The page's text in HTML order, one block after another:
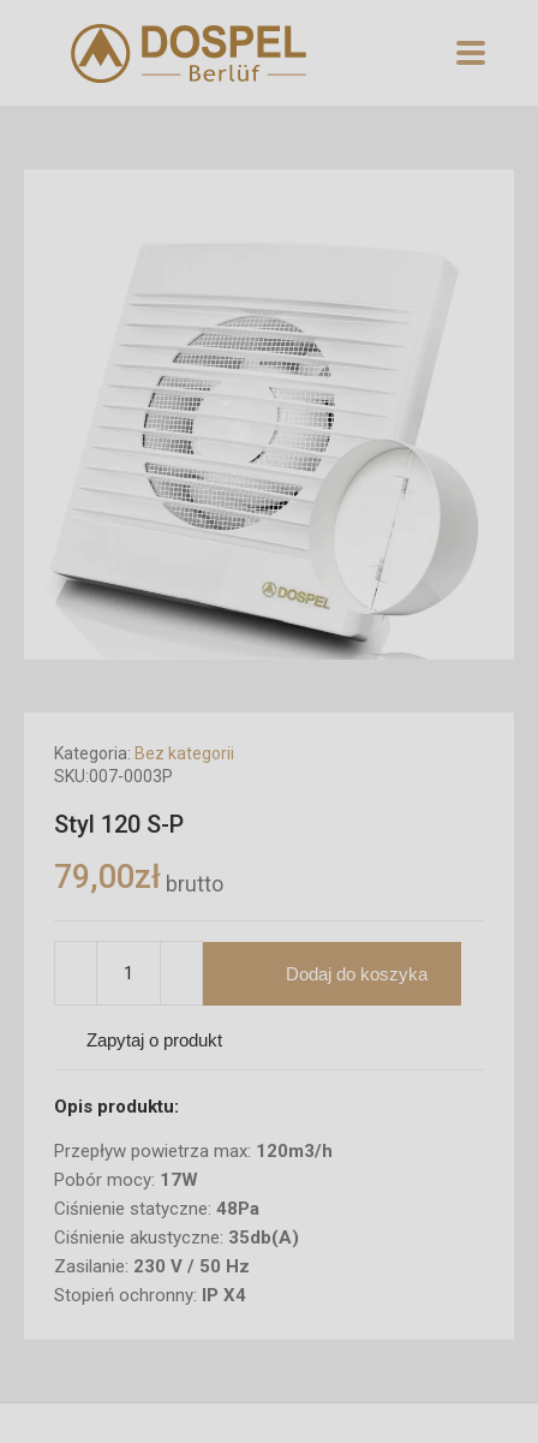
SKU:007-0003P
Kategoria: Bez kategorii
Styl 120 S-P
79,00zł brutto
Dodaj do koszyka
Zapytaj o produkt
Opis produktu:
Przepływ powietrza max: 120m3/h
Pobór mocy: 17W
Ciśnienie statyczne: 48Pa
Ciśnienie akustyczne: 35db(A)
Zasilanie: 230 V / 50 Hz
Stopień ochronny: IP X4